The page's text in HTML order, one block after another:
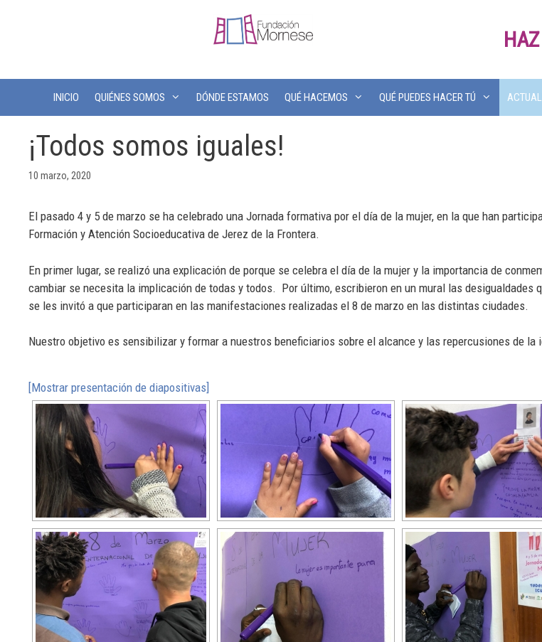
INICIO QUIÉNES SOMOS DÓNDE ESTAMOS QUÉ HACEMOS QUÉ PUEDES HACER TÚ
¡Todos somos iguales!
10 marzo, 2020
El pasado 4 y 5 de marzo se ha celebrado una Jornada formativa por el día de la mujer, en la que han
Formación y Atención Socioeducativa de Jerez de la Frontera.
En primer lugar, se realizó una explicación de porque se celebra el día de la mujer y la importancia de
cambiar se necesita la implicación de todas y todos. Por último, escribieron en un mural las
se les invitó a que participaran en las manifestaciones realizadas el 8 de marzo en las distintas ciudades.
Nuestro objetivo es sensibilizar y formar a nuestros beneficiarios sobre el alcance y las repercusiones de
[Mostrar presentación de diapositivas]